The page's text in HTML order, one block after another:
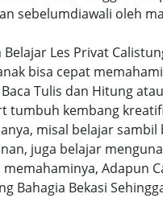
sebelumdiawali oleh
Belajar Les Privat
bisa cepat
Tulis dan Hitung
tumbuh kembang
misal belajar
juga belajar
Adapun
Bahagia Bekasi